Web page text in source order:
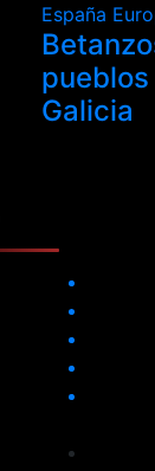
España
Galicia